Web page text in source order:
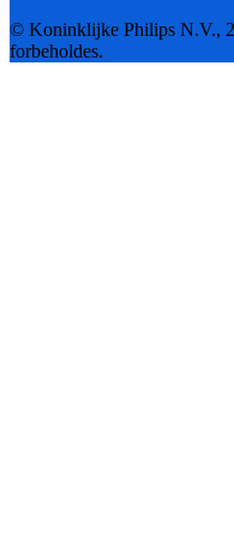
© Koninklijke Philips N.V.,
forbeholdes.